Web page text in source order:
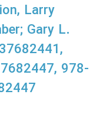
Larry
Gary L.
978-